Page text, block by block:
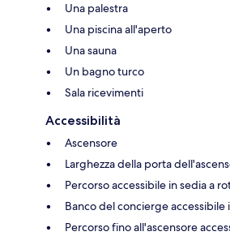
Una palestra
Una piscina all'aperto
Una sauna
Un bagno turco
Sala ricevimenti
Accessibilità
Ascensore
Larghezza della porta
Percorso accessibile in sedia a
Banco del concierge accessibile
Percorso fino all'ascensore